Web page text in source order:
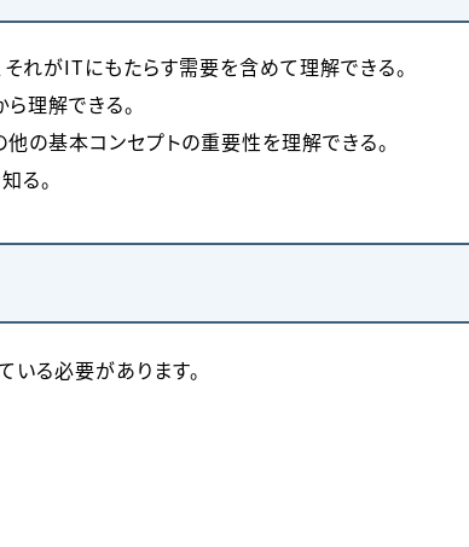
れがITにもたらす需要を含めて理解できる。
理解できる。
の基本コンセプトの重要性を理解できる。
る。
る必要があります。